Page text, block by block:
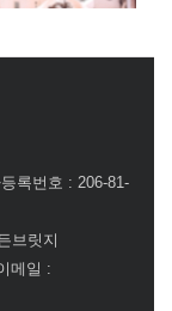
록번호 : 206-81-
브릿지
메일 :